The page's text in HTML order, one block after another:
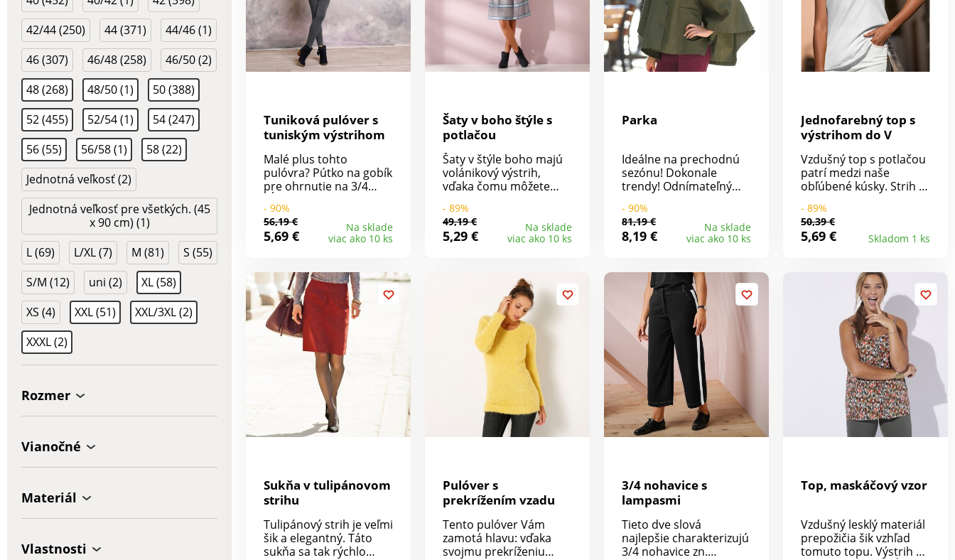
42/44 (250)
44 (371)
44/46 (1)
46 (307)
46/48 (258)
46/50 (2)
48 (268)
48/50 (1)
50 (388)
52 (455)
52/54 (1)
54 (247)
56 (55)
56/58 (1)
58 (22)
Jednotná veľkosť (2)
Jednotná veľkosť pre všetkých. (45
x 90 cm) (1)
L (69)
L/XL (7) M (81)
S (55)
S/M (12)
uni (2)
XL (58)
XS (4)
XXL (51)
XXL/3XL (2)
XXXL (2)
Rozmer
Vianočné
Materiál
Vlastnosti
Dĺžka cca 72 cm.
Tuniková pulóver s
tuniským výstrihom
Malé plus tohto
pulóvra? Pútko na gobík
pre ohrnutie na 3/4
mohérového na dotyk.
Tuniský výstrih s 3
gombíkmi. Dlhé rukávy
spodný lem. Rovný
strih. Tuniková dĺžka.
Možno prať v práčke.
- 90%
56,19 €
5,69 €
Na sklade
viac ako 10 ks
Šaty v boho štýle s
potlačou
Šaty v štýle boho majú
volánikový výstrih,
vďaka čomu môžete
pohybom odhaliť svoje
ramená. Nízky, mierne
prispôsobený pás v
rozparkom, vpredu na
- 89%
49,19 €
5,29 €
Na sklade
viac ako 10 ks
Parka
Ideálne na prechodnú
sezónu! Dokonale
trendy! Odnímateľný
kožušiny. Krytá
gombíková léga. S
vreckami. Dĺžka cca 72
- 90%
81,19 €
8,19 €
Na sklade
viac ako 10 ks
Jednofarebný top s
výstrihom do V
Vzdušný top s potlačou
patrí medzi naše
obľúbené kúsky. Strih s
kombinovaním. Vpredu
zaoblený výstrih do V,
vzadu rovný. Prsné
Možno prať v práčke.
- 89%
50,39 €
5,69 € Skladom 1 ks
Sukňa v tulipánovom
strihu
Tulipánový strih je veľmi
šik a elegantný. Táto
sukňa sa tak rýchlo
Pulóver s
prekrížením vzadu
Tento pulóver Vám
zamotá hlavu: vďaka
svojmu prekríženiu
3/4 nohavice s
lampasmi
Tieto dve slová
najlepšie charakterizujú
3/4 nohavice zn.
Top, maskáčový vzor
Vzdušný lesklý materiál
prepožičia šik vzhľad
tomuto topu. Výstrih do